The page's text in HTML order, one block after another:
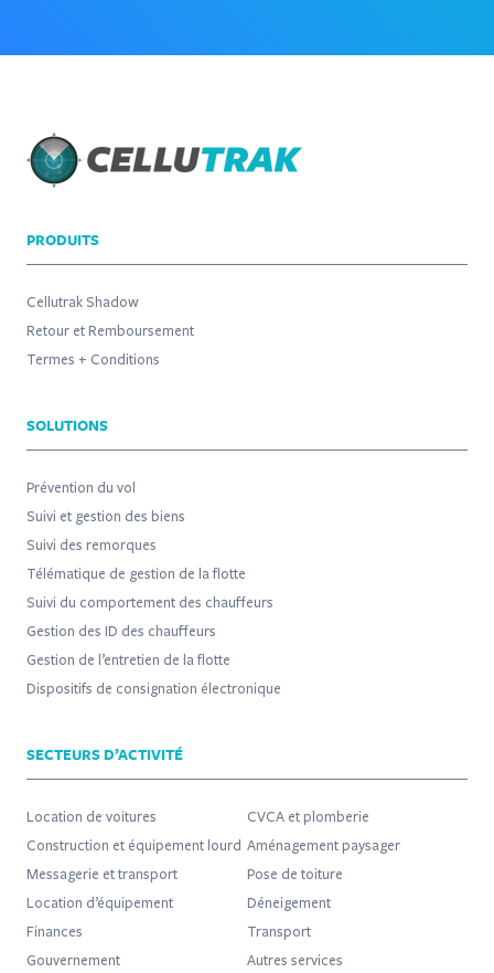
PRODUITS
Cellutrak Shadow
Retour et Remboursement
Termes + Conditions
SOLUTIONS
Prévention du vol
Suivi et gestion des biens
Suivi des remorques
Télématique de gestion de la flotte
Suivi du comportement des chauffeurs
Gestion des ID des chauffeurs
Gestion de l’entretien de la flotte
Dispositifs de consignation électronique
SECTEURS D’ACTIVITÉ
Location de voitures
CVCA et plomberie
Construction et équipement lourd Aménagement paysager
Messagerie et transport
Pose de toiture
Location d’équipement
Déneigement
Finances
Transport
Gouvernement
Autres services